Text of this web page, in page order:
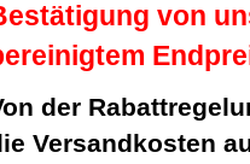
von
der
Versandkosten